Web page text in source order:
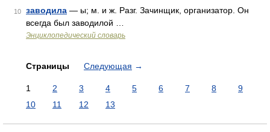
10 заводила — ы; м. и ж. Разг. Зачинщик, организатор. Он
всегда был заводилой …
Энциклопедический словарь
Страницы Следующая →
1 2 3 4 5 6 7 8
9
10
11 12 13